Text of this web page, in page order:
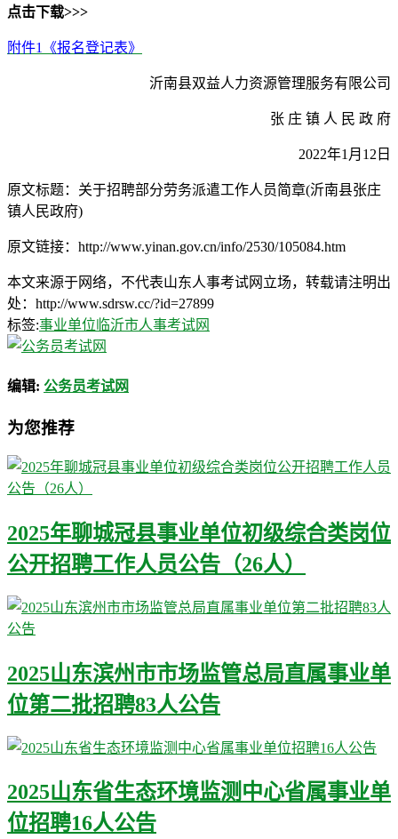
点击下载>>>
附件1《报名登记表》
沂南县双益人力资源管理服务有限公司
张 庄 镇 人 民 政 府
2022年1月12日
原文标题：关于招聘部分劳务派遣工作人员简章(沂南县张庄
镇人民政府)
原文链接：http://www.yinan.gov.cn/info/2530/105084.htm
本文来源于网络，不代表山东人事考试网立场，转载请注明出
处：http://www.sdrsw.cc/?id=27899
标签:事业单位 临沂市人事考试网
编辑: 公务员考试网
为您推荐
2025年聊城冠县事业单位初级综合类岗位
公开招聘工作人员公告（26人）
2025山东滨州市市场监管总局直属事业单
位第二批招聘83人公告
2025山东省生态环境监测中心省属事业单
位招聘16人公告